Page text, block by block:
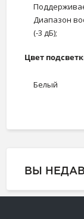
Диапазон
(-3 дБ);
Цвет
Белый
ВЫ